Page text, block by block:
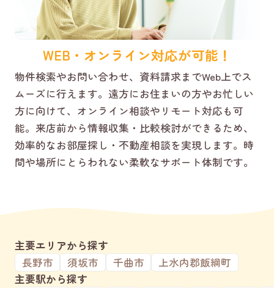
WEB・オンライン対応が可能！
物件検索やお問い合わせ、資料請求までWeb上でス
ムーズに行えます。遠方にお住まいの方やお忙しい
方に向けて、オンライン相談やリモート対応も可
能。来店前から情報収集・比較検討ができるため、
効率的なお部屋探し・不動産相談を実現します。時
間や場所にとらわれない柔軟なサポート体制です。
主要エリアから探す
長野市
須坂市 千曲市
上水内郡飯綱町
主要駅から探す